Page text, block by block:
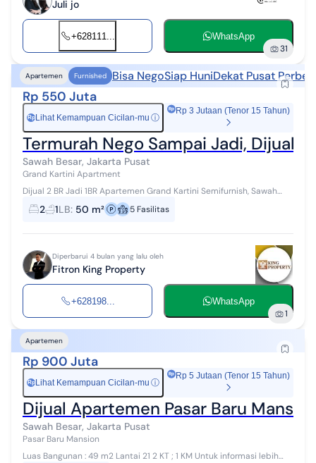
Juli jo
+628111... WhatsApp
31
Apartemen Furnished Bisa NegoSiap HuniDekat Pusat
Rp 550 Juta
Rp Lihat Kemampuan Cicilan-mu ⓘ
Rp 3 Jutaan (Tenor 15 Tahun)
Termurah Nego Sampai Jadi, Dijual
Sawah Besar, Jakarta Pusat
Grand Kartini Apartment
Dijual 2 BR Jadi 1BR Apartemen Grand Kartini Semifurnish, Sawah
Besar, Jakarta Pusat. Detail : - Luas: 50 m² - 1 Kamar Tidur + 1 Kamar
Tidur Asi...
2 1LB: 50 m² 5 Fasilitas
Diperbarui 4 bulan yang lalu oleh
Fitron King Property
+628198... WhatsApp
1
Apartemen
Rp 900 Juta
Rp Lihat Kemampuan Cicilan-mu ⓘ
Rp 5 Jutaan (Tenor 15 Tahun)
Dijual Apartemen Pasar Baru
Sawah Besar, Jakarta Pusat
Pasar Baru Mansion
Luas Bangunan : 49 m2 Lantai 21 2 KT ; 1 KM Untuk informasi lebih